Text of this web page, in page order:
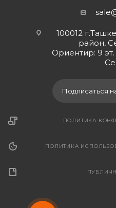
100012
район,
Ориентир: 9
Подписаться
ПОЛИТИКА
ПОЛИТИКА